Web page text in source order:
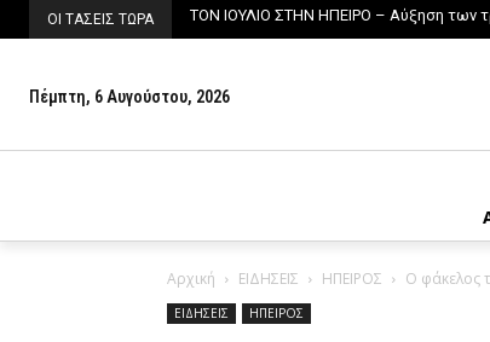
ΟΙ ΤΑΣΕΙΣ ΤΩΡΑ ΤΟΝ ΙΟΥΛΙΟ ΣΤΗΝ ΗΠΕΙΡΟ – Αύξηση των
Πέμπτη, 6 Αυγούστου, 2026
Αρχική ΕΙΔΗΣΕΙΣ ΗΠΕΙΡΟΣ Ο φάκελος
ΕΙΔΗΣΕΙΣ ΗΠΕΙΡΟΣ